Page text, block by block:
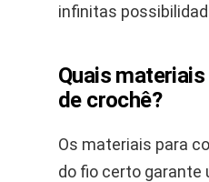
infinitas
Quais
de crochê?
Os materiais para
do fio certo garante